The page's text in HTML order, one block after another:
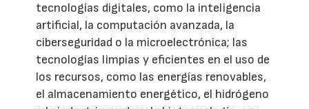
tecnologías digitales, como la inteligencia
artificial, la computación avanzada, la
ciberseguridad o la microelectrónica; las
tecnologías limpias y eficientes en el uso de
los recursos, como las energías renovables,
el almacenamiento energético, el hidrógeno